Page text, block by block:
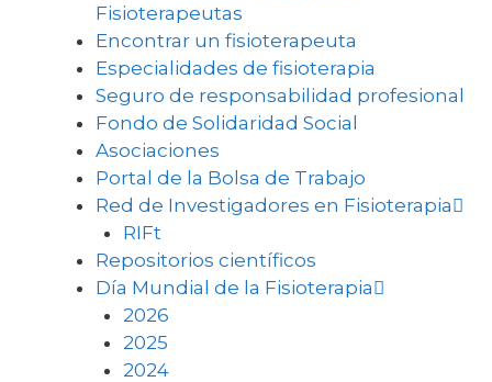
Fisioterapeutas
Encontrar un fisioterapeuta
Especialidades de fisioterapia
Seguro de responsabilidad profesional
Fondo de Solidaridad Social
Asociaciones
Portal de la Bolsa de Trabajo
Red de Investigadores en Fisioterapia
RIFt
Repositorios científicos
Día Mundial de la Fisioterapia
2026
2025
2024